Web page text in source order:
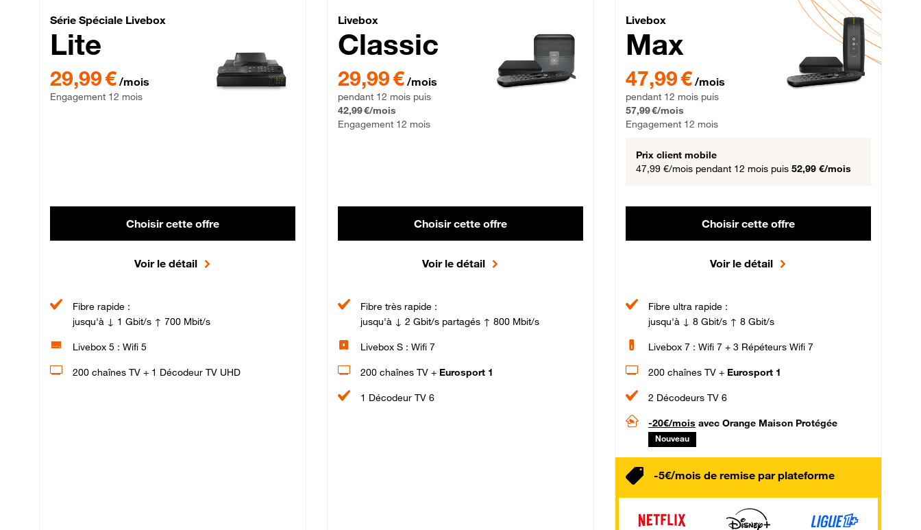
Série Spéciale Livebox Lite Fibre
Série Spéciale Livebox
Lite
29,99 € par mois , Engagement 12 mois
29,99 € /mois
Engagement 12 mois
Choisir cette offre
Voir le détail
Fibre rapide :
jusqu'à ↓ 1 Gbit/s ↑ 700 Mbit/s
Livebox 5 : Wifi 5
200 chaînes TV + 1 Décodeur TV UHD
Livebox Classic Fibre
Livebox
Classic
29,99 € par mois pendant 12 mois puis 42,99 € par mois, Engagement 12 mois
29,99 € /mois
pendant 12 mois puis
42,99 €/mois
Engagement 12 mois
Choisir cette offre
Voir le détail
Fibre très rapide :
jusqu'à ↓ 2 Gbit/s partagés ↑ 800 Mbit/s
Livebox S : Wifi 7
200 chaînes TV + Eurosport 1
1 Décodeur TV 6
Livebox Max Fibre
Livebox
Max
47,99 € par mois pendant 12 mois puis 57,99 € par mois,
47,99 € /mois
pendant 12 mois puis
57,99 €/mois
Engagement 12 mois
Prix client mobile
47,99 €/mois pendant 12 mois puis 52,99 €/mois
Choisir cette offre
Voir le détail
Fibre ultra rapide :
jusqu'à ↓ 8 Gbit/s ↑ 8 Gbit/s
Livebox 7 : Wifi 7 + 3 Répéteurs Wifi 7
200 chaînes TV + Eurosport 1
2 Décodeurs TV 6
-20€/mois avec Orange Maison Protégée
Nouveau
-5€/mois de remise par plateforme